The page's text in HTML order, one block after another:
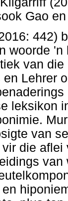
Gao
442)
woorde
van
en Lehrer
leksikon
van
die